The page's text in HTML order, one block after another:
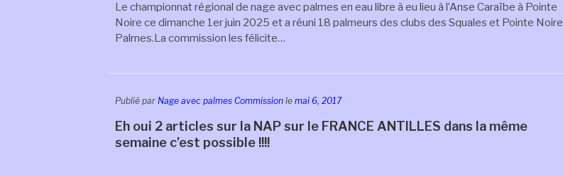
Le championnat régional de nage avec palmes en eau libre à eu lieu à l’Anse Caraïbe à Pointe
Noire ce dimanche 1er juin 2025 et a réuni 18 palmeurs des clubs des Squales et Pointe Noire
Palmes.La commission les félicite…
Publié par Nage avec palmes Commission le mai 6, 2017
Eh oui 2 articles sur la NAP sur le FRANCE ANTILLES dans la même
semaine c’est possible !!!!